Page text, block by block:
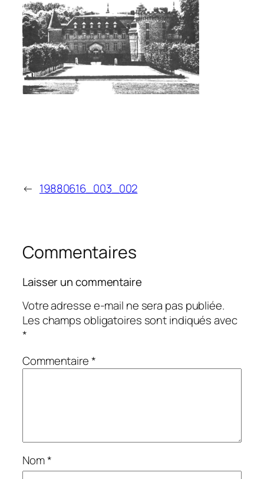
← 19880616_003_002
Commentaires
Laisser un commentaire
Votre adresse e-mail ne sera pas publiée.
Les champs obligatoires sont indiqués avec
*
Commentaire*
Nom*